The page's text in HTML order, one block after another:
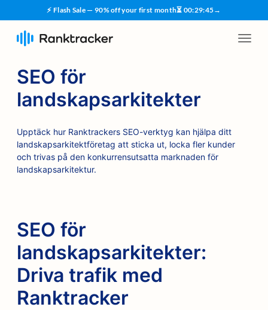
⚡ Flash Sale — 90% off your first month⏳ 00:29:45→
SEO för
landskapsarkitekter
Upptäck hur Ranktrackers SEO-verktyg kan hjälpa ditt
landskapsarkitektföretag att sticka ut, locka fler kunder
och trivas på den konkurrensutsatta marknaden för
landskapsarkitektur.
SEO för
landskapsarkitekter:
Driva trafik med
Ranktracker